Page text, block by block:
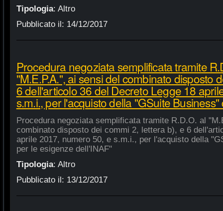
Tipologia: Altro
Pubblicato il: 14/12/2017
Procedura negoziata semplificata tramite
"M.E.P.A.", ai sensi del combinato disposto
6 dell'articolo 36 del Decreto Legge 18
s.m.i., per l'acquisto della "GSuite
Procedura negoziata semplificata tramite R.D.O. al
combinato disposto dei commi 2, lettera b), e 6
aprile 2017, numero 50, e s.m.i., per l'acquisto della
per le esigenze dell'INAF"
Tipologia: Altro
Pubblicato il: 13/12/2017